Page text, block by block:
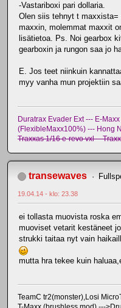
-Vastariboxi pari dollaria.
Olen siis tehnyt t
maxxin, molemmat maxxit
lisätietoa. Ps. Noi gearbox
gearboxin ja rungon saa jo
E. Jos teet niinkuin
myy vanha mun projektiin
Duratrax Evader Ext --- E-
(FlexibleMaxx100%) --- Hong
Traxxas 1/16 e-revo vxl --
transewaves
19.04.14 - klo: 23.38
ei tollasta muovista roska
muoviset vetarit kestäneet
strukki taitaa nyt vain
mutta hra tekee kuin
TeamC tr2(monster),Losi